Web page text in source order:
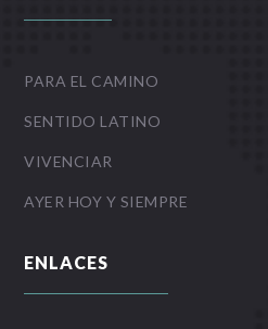
PARA EL CAMINO
SENTIDO LATINO
VIVENCIAR
AYER HOY Y SIEMPRE
ENLACES